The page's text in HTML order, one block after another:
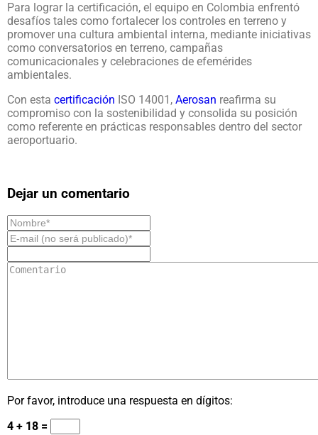
Para lograr la certificación, el equipo en Colombia enfrentó
desafíos tales como fortalecer los controles en terreno y
promover una cultura ambiental interna, mediante iniciativas
como conversatorios en terreno, campañas
comunicacionales y celebraciones de efemérides
ambientales.
Con esta certificación ISO 14001, Aerosan reafirma su
compromiso con la sostenibilidad y consolida su posición
como referente en prácticas responsables dentro del sector
aeroportuario.
Dejar un comentario
Por favor, introduce una respuesta en dígitos:
4 + 18 =